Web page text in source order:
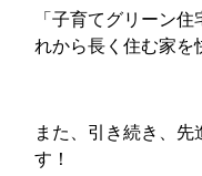
「子育てグリーン
れから長く住む家を
また、引き続き、
す！